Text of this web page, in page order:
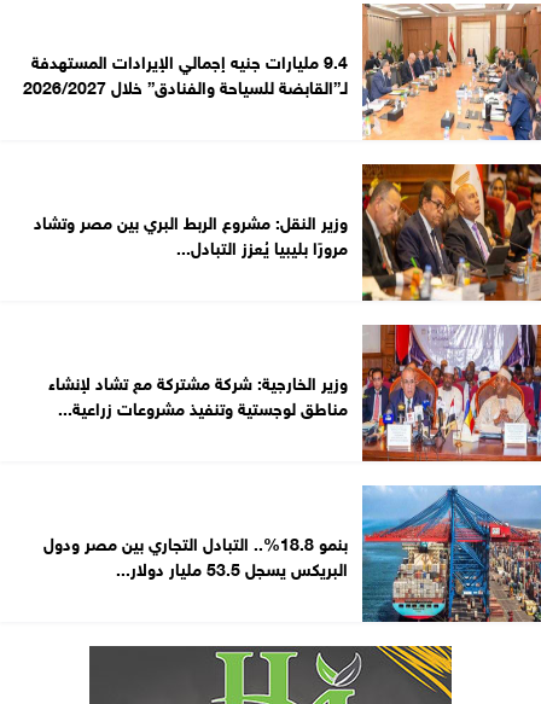
9.4 مليارات جنيه إجمالي الإيرادات المستهدفة
لـ”القابضة للسياحة والفنادق” خلال 2026/2027
وزير النقل: مشروع الربط البري بين مصر وتشاد
مرورًا بليبيا يُعزز التبادل...
وزير الخارجية: شركة مشتركة مع تشاد لإنشاء
مناطق لوجستية وتنفيذ مشروعات زراعية...
بنمو 18.8%.. التبادل التجاري بين مصر ودول
البريكس يسجل 53.5 مليار دولار...